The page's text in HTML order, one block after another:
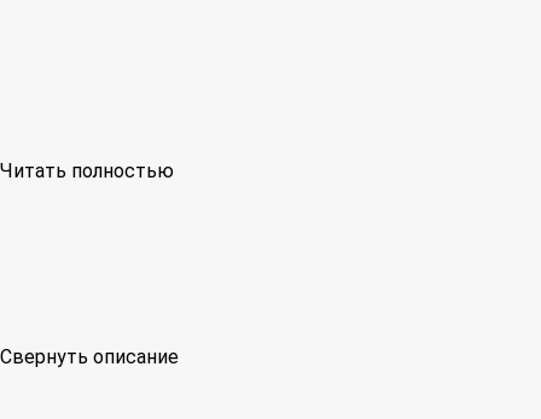
Читать полностью
Свернуть описание